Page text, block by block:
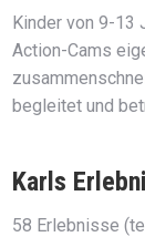
Kinder von 9-13
Action-Cams
begleitet und
Karls
58 Erlebnisse